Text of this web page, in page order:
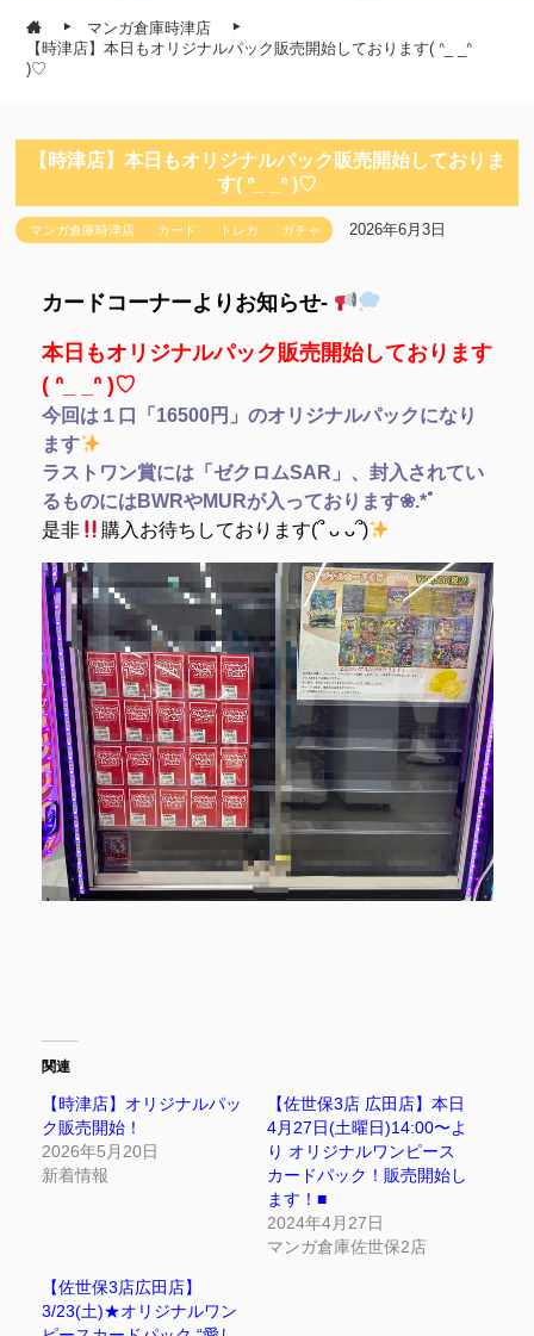
マンガ倉庫時津店
【時津店】本日もオリジナルパック販売開始しております‎( ᐢ_ _ᐢ
)♡
【時津店】本日もオリジナルパック販売開始しておりま
す‎( ᐢ_ _ᐢ )♡
マンガ倉庫時津店 カード トレカ ガチャ 2026年6月3日
カードコーナーよりお知らせ-
本日もオリジナルパック販売開始しております‎
( ᐢ_ _ᐢ )♡
今回は１口「16500円」のオリジナルパックになり
ます
ラストワン賞には「ゼクロムSAR」、封入されてい
るものにはBWRやMURが入っております❀.*ﾟ
是非
購入お待ちしております(՞ ᴗ ᴗ՞)
関連
【時津店】オリジナルパッ
ク販売開始！
2026年5月20日
新着情報
【佐世保3店 広田店】本日
4月27日(土曜日)14:00〜よ
り オリジナルワンピース
カードパック！販売開始し
ます！■
2024年4月27日
マンガ倉庫佐世保2店
【佐世保3店広田店】
3/23(土)★オリジナルワン